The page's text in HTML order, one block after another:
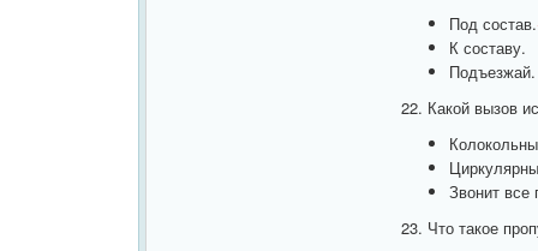
Под состав.
К составу.
Подъезжай.
22. Какой вызов
Звонит все
23. Что такое